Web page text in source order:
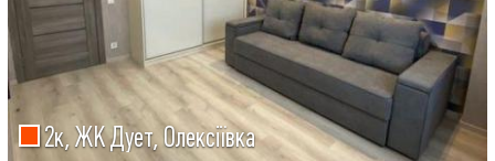
2к, ЖК Дует, Олексіївка